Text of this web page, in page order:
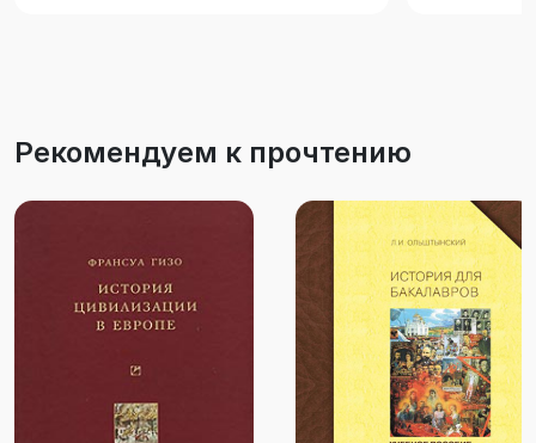
Рекомендуем к прочтению